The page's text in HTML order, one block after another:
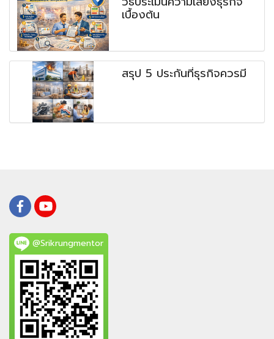
เบื้องต้น
สรุป 5 ประกันที่ธุรกิจควรมี
@Srikrungmentor